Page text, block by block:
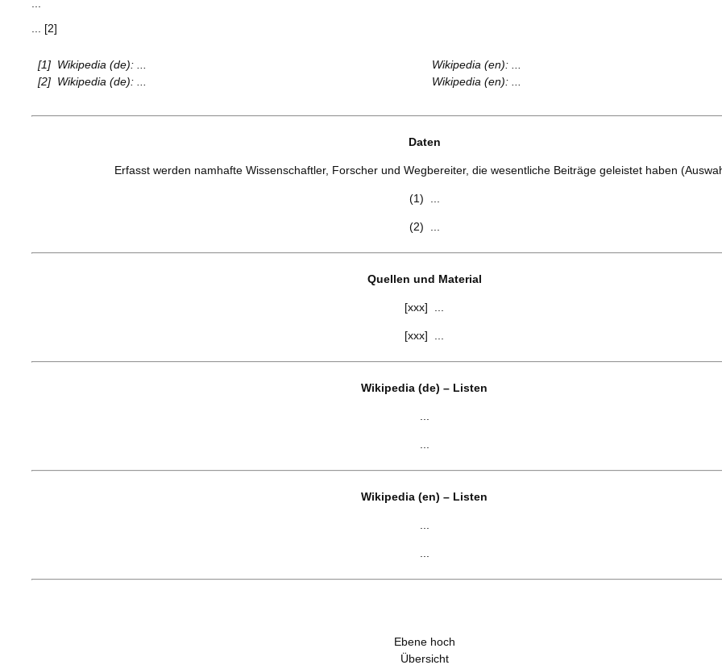
... [2]
[1] Wikipedia (de): ...
[2] Wikipedia (de): ...
Wikipedia (en): ...
Wikipedia (en): ...
Daten
Erfasst werden namhafte Wissenschaftler, Forscher und Wegbereiter, die wesentliche Beiträge geleistet haben
(1) ...
(2) ...
Quellen und Material
[xxx] ...
[xxx] ...
Wikipedia (de) – Listen
Wikipedia (en) – Listen
Ebene hoch
Übersicht